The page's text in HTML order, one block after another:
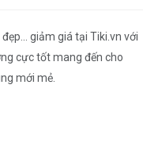
giảm giá tại Tiki.vn với
cực tốt mang đến cho
mới mẻ.